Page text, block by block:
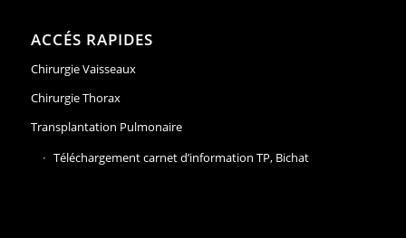
ACCÉS RAPIDES
Chirurgie Vaisseaux
Chirurgie Thorax
Transplantation Pulmonaire
Téléchargement carnet d’information TP, Bichat